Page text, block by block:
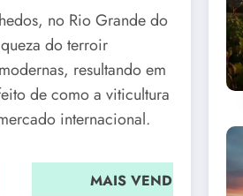
no Rio Grande do
do terroir
resultando em
de como a viticultura
internacional.
MAIS VENDIDO #3